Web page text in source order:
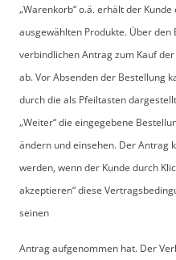
„Warenkorb“ o.ä. erhält der
ausgewählten Produkte. Über den
verbindlichen Antrag zum Kauf
ab. Vor Absenden der Bestellung
durch die als Pfeiltasten
„Weiter“ die eingegebene
ändern und einsehen. Der Antrag
werden, wenn der Kunde durch
akzeptieren“ diese
seinen
Antrag aufgenommen hat. Der